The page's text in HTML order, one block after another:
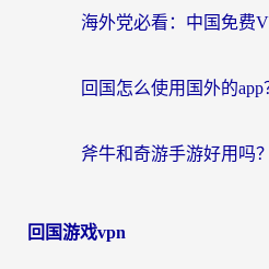
回国游戏vpn